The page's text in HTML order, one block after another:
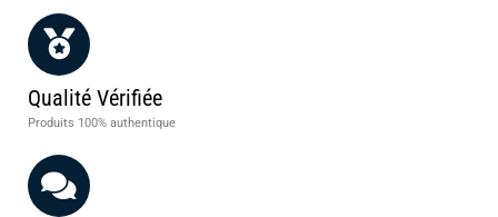
Qualité Vérifiée
Produits 100% authentique